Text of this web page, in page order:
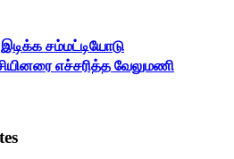
சம்மட்டியோடு
எச்சரித்த வேலுமணி